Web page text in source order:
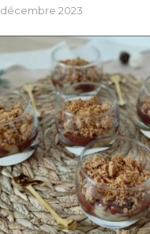
2023